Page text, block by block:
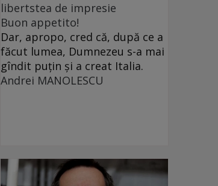
libertstea de impresie
Buon appetito!
Dar, apropo, cred că, după ce a
făcut lumea, Dumnezeu s-a mai
gîndit puțin și a creat Italia.
Andrei MANOLESCU